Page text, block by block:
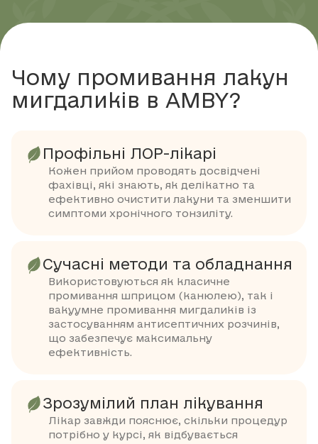
Чому промивання лакун
мигдаликів в AMBY?
Профільні ЛОР-лікарі
Кожен прийом проводять досвідчені
фахівці, які знають, як делікатно та
ефективно очистити лакуни та зменшити
симптоми хронічного тонзиліту.
Сучасні методи та обладнання
Використовуються як класичне
промивання шприцом (канюлею), так і
вакуумне промивання мигдаликів із
застосуванням антисептичних розчинів,
що забезпечує максимальну
ефективність.
Зрозумілий план лікування
Лікар завжди пояснює, скільки процедур
потрібно у курсі, як відбувається